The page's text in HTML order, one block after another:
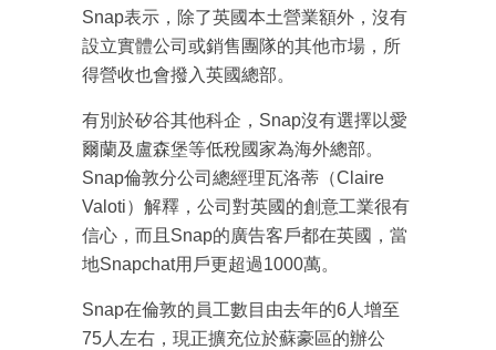
Snap表示，除了英國本土營業額外，沒有
設立實體公司或銷售團隊的其他市場，所
得營收也會撥入英國總部。
有別於矽谷其他科企，Snap沒有選擇以愛
爾蘭及盧森堡等低稅國家為海外總部。
Snap倫敦分公司總經理瓦洛蒂（Claire
Valoti）解釋，公司對英國的創意工業很有
信心，而且Snap的廣告客戶都在英國，當
地Snapchat用戶更超過1000萬。
Snap在倫敦的員工數目由去年的6人增至
75人左右，現正擴充位於蘇豪區的辦公